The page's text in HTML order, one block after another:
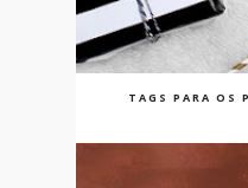
TAGS PARA OS